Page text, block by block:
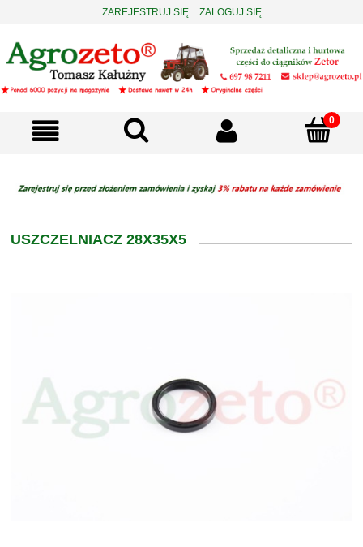
ZAREJESTRUJ SIĘ ZALOGUJ SIĘ
USZCZELNIACZ 28X35X5